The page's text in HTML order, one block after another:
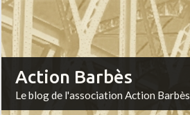
Action Barbès
Le blog de l'association Action Barbès